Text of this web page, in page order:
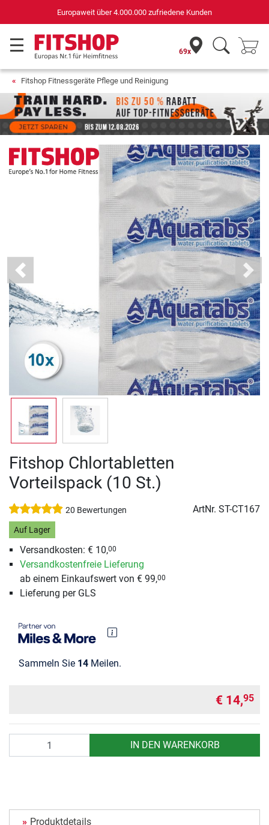
4.000.000 zufriedene Kunden
69x
Fitshop Fitnessgeräte Pflege und Reinigung
Previous Next
Fitshop Chlortabletten
Vorteilspack (10 St.)
20 Bewertungen ArtNr. ST-CT167
Auf Lager
Versandkosten: € 10,00
Versandkostenfreie Lieferung
ab einem Einkaufswert von € 99,00
Lieferung per GLS
Sammeln Sie 14 Meilen.
€ 14,95
IN DEN WARENKORB
Produktdetails